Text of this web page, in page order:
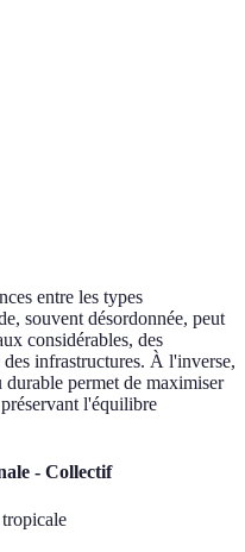
entre les types
souvent désordonnée, peut
considérables, des
des infrastructures. À l'inverse,
permet de maximiser
l'équilibre
- Collectif